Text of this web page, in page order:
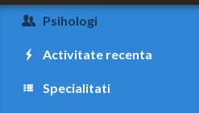
Arad
Psihologi
Activitate recenta
Specialitati